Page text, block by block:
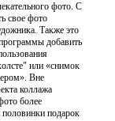
фото. С
свое фото
Также это
добавить
или «снимок
Вне
коллажа
более
подарок